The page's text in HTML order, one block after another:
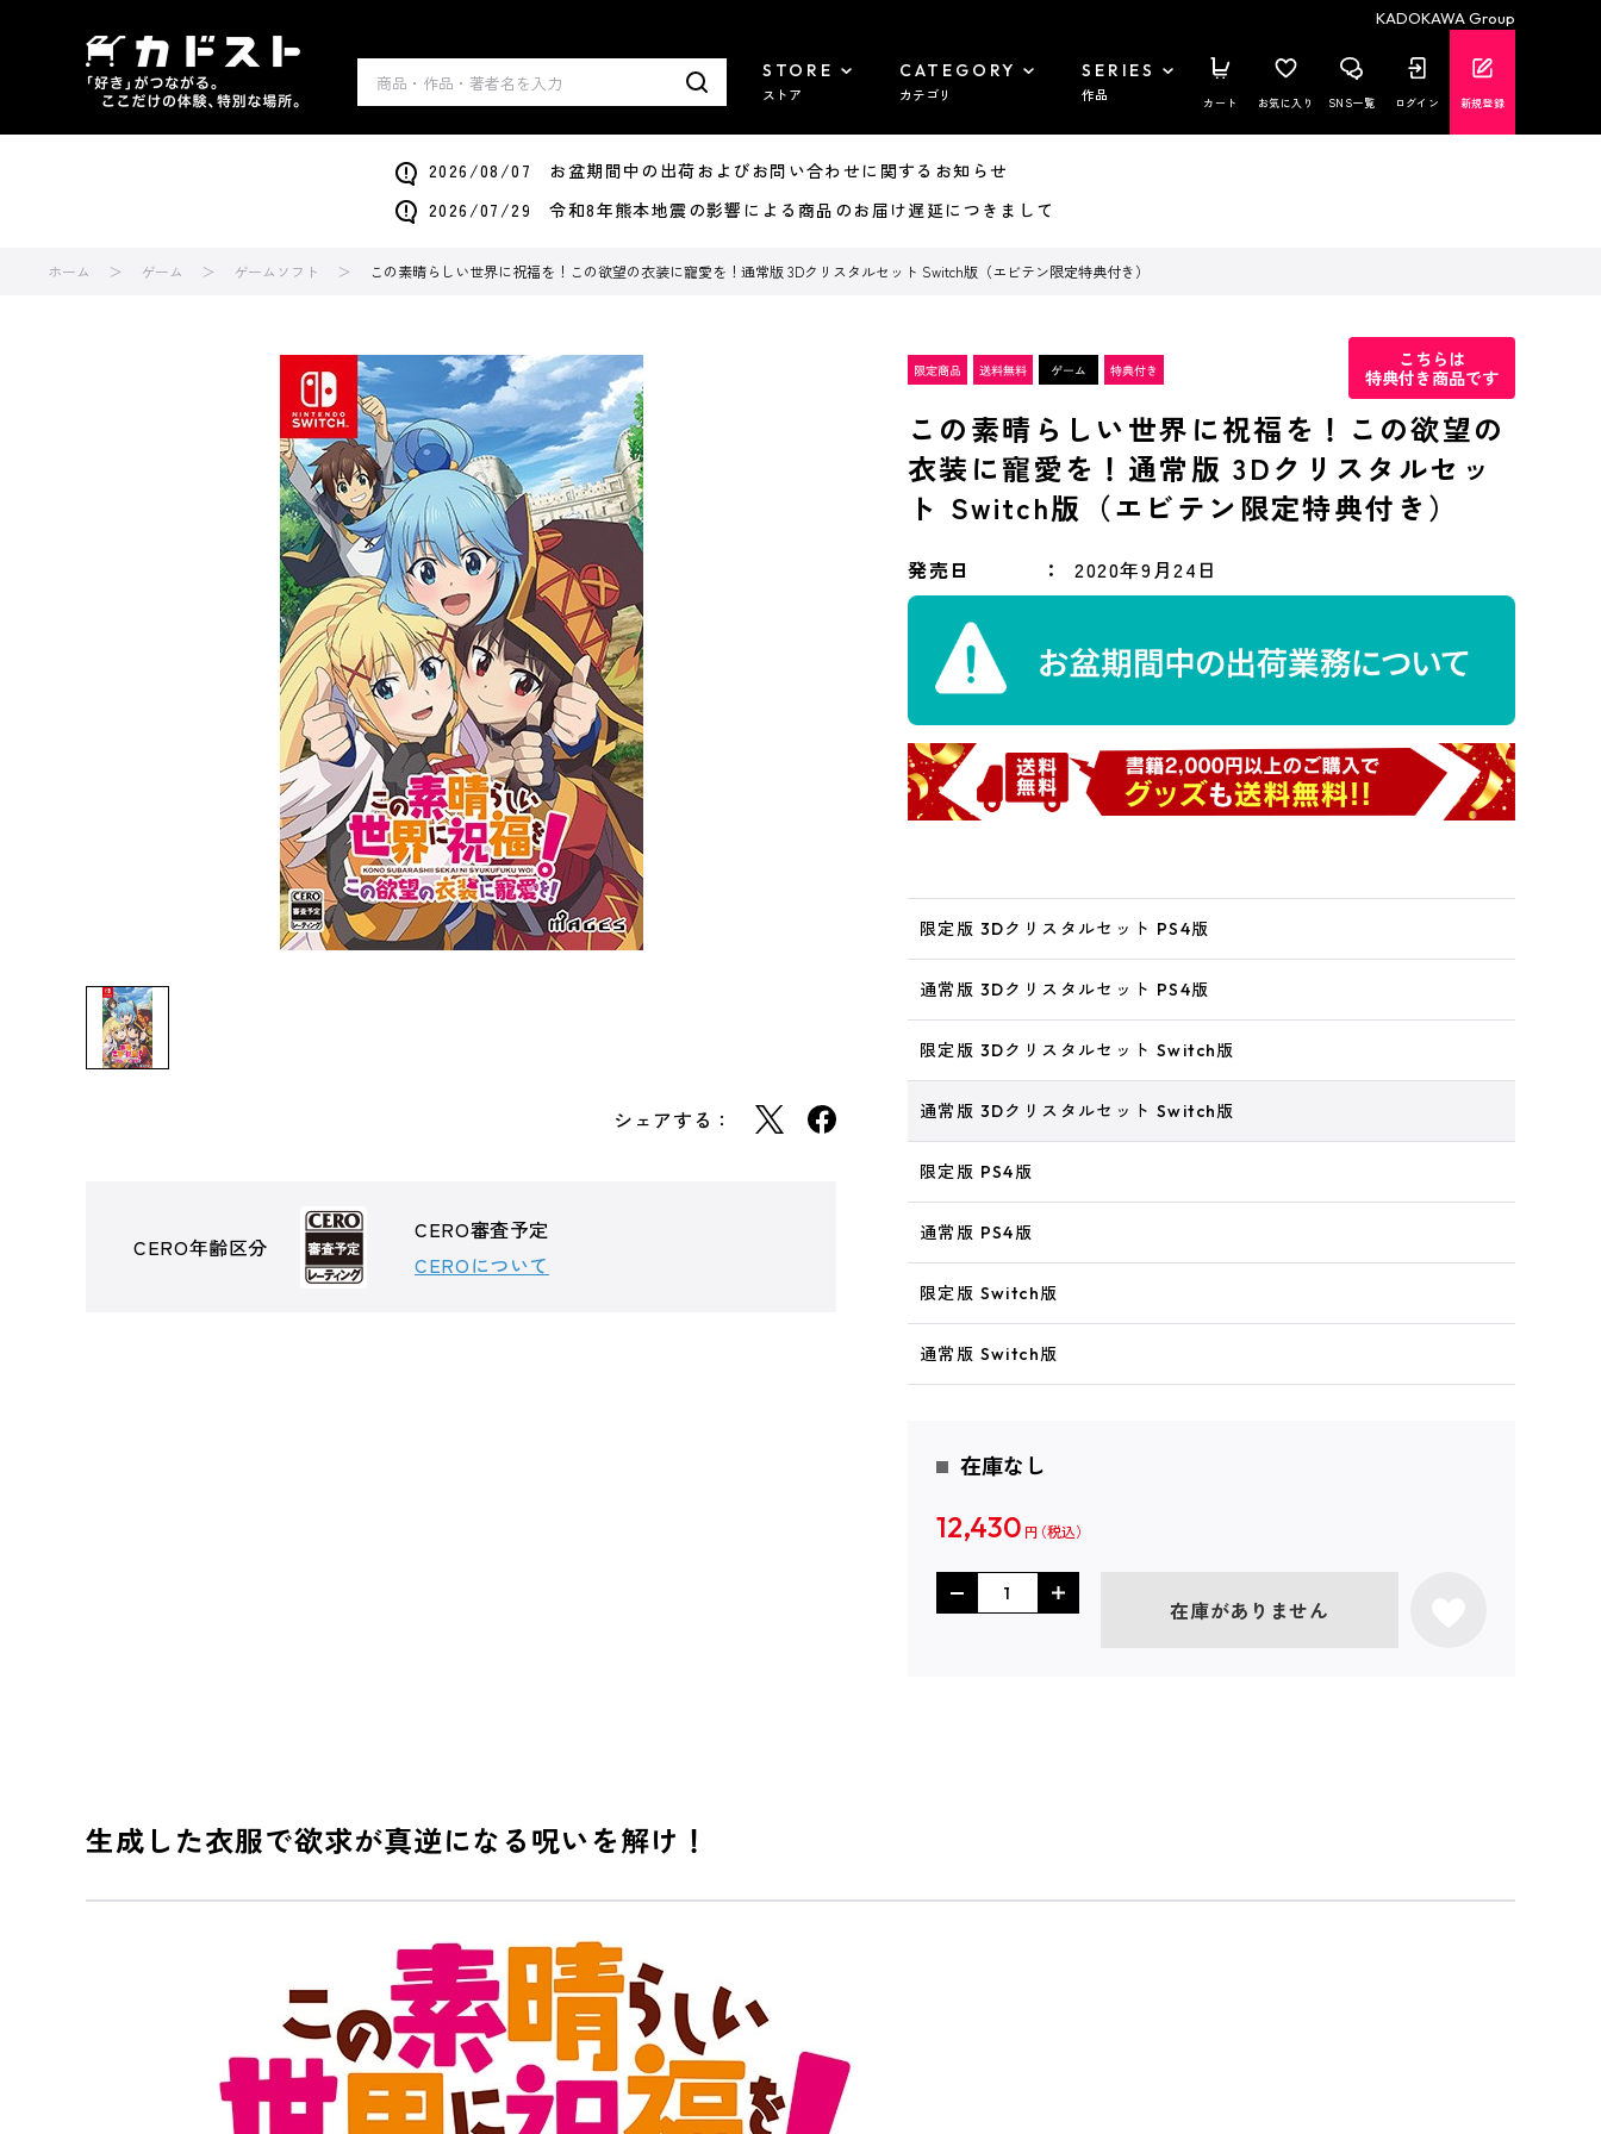
KADOKAWA Group
STORE
ストア
CATEGORY
カテゴリ
SERIES
作品 カート お気に入り SNS一覧 ログイン 新規登録
2026/08/07 お盆期間中の出荷およびお問い合わせに関するお知らせ
2026/07/29 令和8年熊本地震の影響による商品のお届け遅延につきまして
ホーム ゲーム ゲームソフト この素晴らしい世界に祝福を！この欲望の衣装に寵愛を！通常版 3Dクリスタルセット Switch版（エビテン限定特典付き）
シェアする：
CERO年齢区分
CERO審査予定
CEROについて
こちらは
特典付き商品です
この素晴らしい世界に祝福を！この欲望の
衣装に寵愛を！通常版 3Dクリスタルセッ
ト Switch版（エビテン限定特典付き）
発売日 2020年9月24日
限定版 3Dクリスタルセット PS4版
通常版 3Dクリスタルセット PS4版
限定版 3Dクリスタルセット Switch版
通常版 3Dクリスタルセット Switch版
限定版 PS4版
通常版 PS4版
限定版 Switch版
通常版 Switch版
在庫なし
12,430 円
在庫がありません
生成した衣服で欲求が真逆になる呪いを解け！